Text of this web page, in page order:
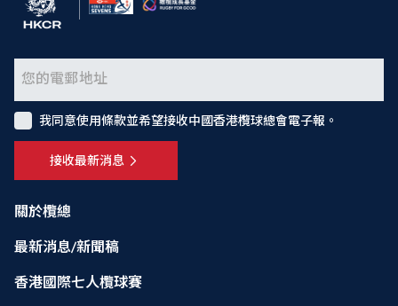
關於欖總
最新消息/新聞稿
香港國際七人欖球賽
接收最新消息
我同意使用條款並希望接收中國香港欖球總會電子報。